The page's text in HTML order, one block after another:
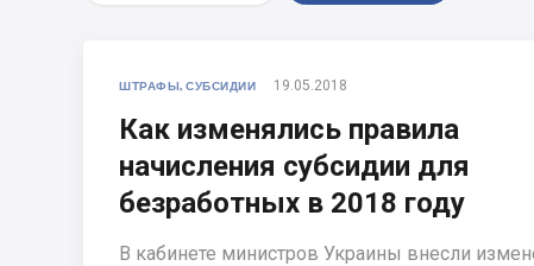
ШТРАФЫ, СУБСИДИИ 19.05.2018
Как изменялись правила
начисления субсидии для
безработных в 2018 году
В кабинете министров Украины внесли